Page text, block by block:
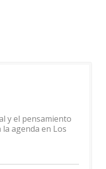
y el pensamiento
agenda en Los